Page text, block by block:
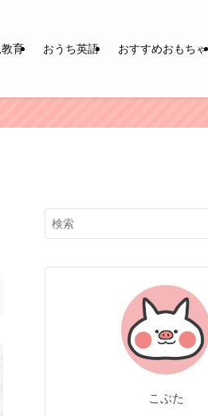
育 おうち英語 おすすめおもちゃ
こぶた